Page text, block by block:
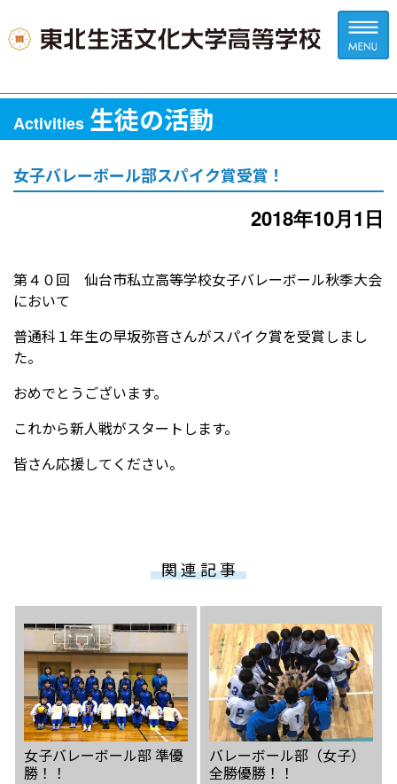
受験生の方へ
教員採用情報(PDF)
寄付金のお願い
Activities 生徒の活動
女子バレーボール部スパイク賞受賞！
2018年10月1日
第４０回 仙台市私立高等学校女子バレーボール秋季大会
において
普通科１年生の早坂弥音さんがスパイク賞を受賞しまし
た。
おめでとうございます。
これから新人戦がスタートします。
皆さん応援してください。
関 連 記 事
女子バレーボール部 準優
勝！！
バレーボール部（女子）
全勝優勝！！